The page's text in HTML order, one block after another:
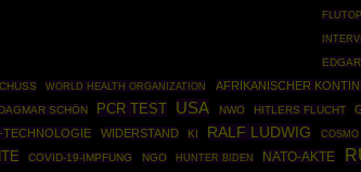
WORLD HEALTH ORGANIZATION AFRIKANISCHER
DAGMAR SCHÖN PCR TEST USA NWO HITLERS FLUCHT
TECHNOLOGIE WIDERSTAND KI RALF LUDWIG COSMO
COVID-19-IMPFUNG NGO HUNTER BIDEN NATO-AKTE